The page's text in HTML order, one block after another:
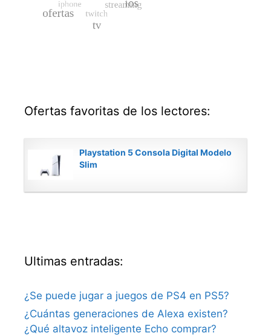
Ofertas favoritas de los lectores:
Playstation 5 Consola Digital Modelo
Slim
Ultimas entradas:
¿Se puede jugar a juegos de PS4 en PS5?
¿Cuántas generaciones de Alexa existen?
¿Qué altavoz inteligente Echo comprar?